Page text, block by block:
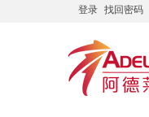
登录 找回密码